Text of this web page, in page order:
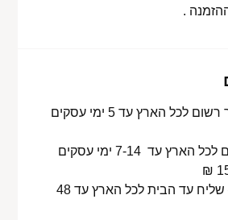
.
משלוח חינם בדואר רשום לכל הארץ עד 5 ימי עסקים
משלוח בדואר רשום לכל הארץ עד 7-14 ימי עסקים
משלוח אקספרס – שליח עד הבית לכל הארץ עד 48